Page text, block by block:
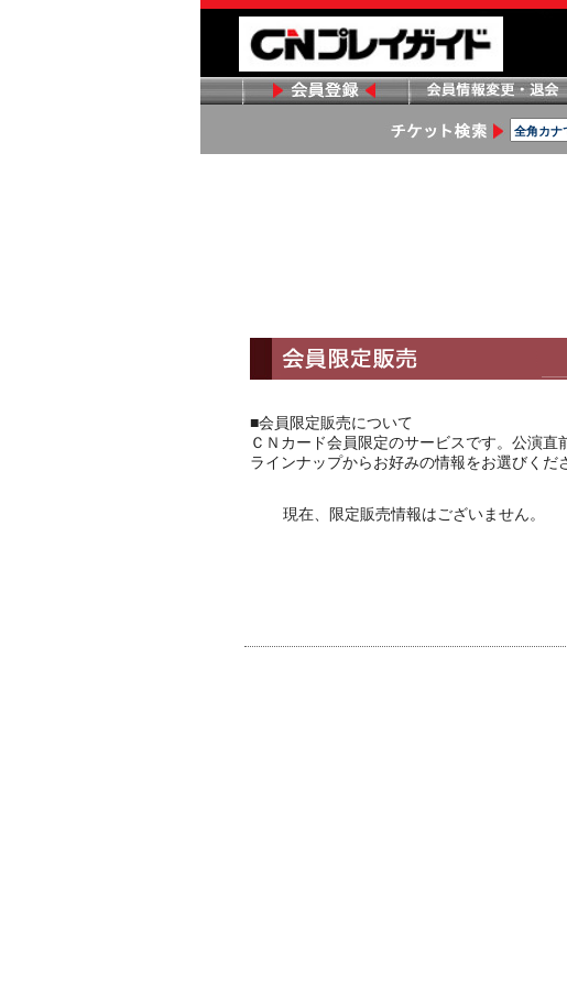
■会員限定販売について
ＣＮカード会員限定のサービスです。公演
ラインナップからお好みの情報をお選びくだ
現在、限定販売情報はございません。